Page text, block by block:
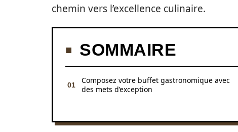
chemin vers l’excellence culinaire.
SOMMAIRE
Composez votre buffet gastronomique avec
des mets d’exception